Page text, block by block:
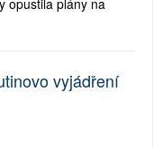
opustila plány na
vyjádření